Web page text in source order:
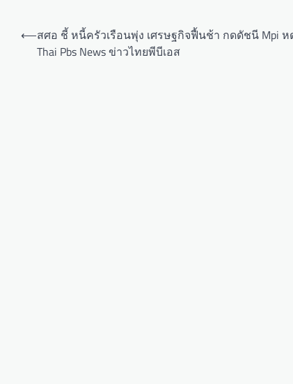
⟵สศอ ชี้ หนี้ครัวเรือนพุ่ง เศรษฐกิจฟื้นช้า กดดัชนี Mpi ห
Thai Pbs News ข่าวไทยพีบีเอส